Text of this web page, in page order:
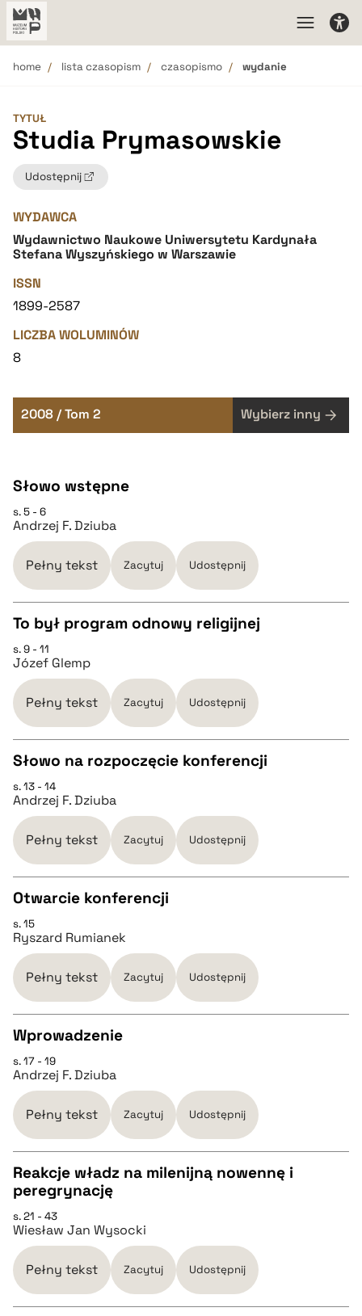
home lista czasopism czasopismo wydanie
TYTUŁ
Studia Prymasowskie
Udostępnij
WYDAWCA
Wydawnictwo Naukowe Uniwersytetu Kardynała
Stefana Wyszyńskiego w Warszawie
ISSN
1899-2587
LICZBA WOLUMINÓW
8
2008 / Tom 2 Wybierz inny
Słowo wstępne
s. 5 - 6
Andrzej F. Dziuba
Pełny tekst Zacytuj Udostępnij
CZYSTY TEKST
pobierz cytat
BIBTEX
pobierz cytat
To był program odnowy religijnej
s. 9 - 11
Józef Glemp
Pełny tekst Zacytuj Udostępnij
CZYSTY TEKST
pobierz cytat
BIBTEX
pobierz cytat
Słowo na rozpoczęcie konferencji
s. 13 - 14
Andrzej F. Dziuba
Pełny tekst Zacytuj Udostępnij
CZYSTY TEKST
pobierz cytat
BIBTEX
pobierz cytat
Otwarcie konferencji
s. 15
Ryszard Rumianek
Pełny tekst Zacytuj Udostępnij
CZYSTY TEKST
pobierz cytat
BIBTEX
Wprowadzenie
s. 17 - 19
Andrzej F. Dziuba
Pełny tekst Zacytuj Udostępnij
CZYSTY TEKST
pobierz cytat
BIBTEX
Reakcje władz na milenijną nowennę i
peregrynację
s. 21 - 43
Wiesław Jan Wysocki
Pełny tekst Zacytuj Udostępnij